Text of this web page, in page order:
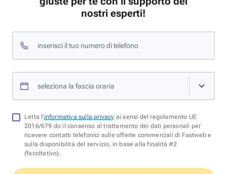
nostri esperti!
inserisci il tuo numero di telefono
seleziona la fascia oraria
Letta l'informativa sulla privacy ai sensi del regolamento UE
2016/679 do il consenso al trattamento dei dati personali per
ricevere contatti telefonici sulle offerte commerciali di Fastweb e
sulla disponibilità del servizio, in base alla finalità #2
(facoltativo).